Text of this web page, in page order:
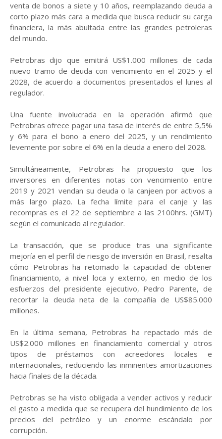
venta de bonos a siete y 10 años, reemplazando deuda a
corto plazo más cara a medida que busca reducir su carga
financiera, la más abultada entre las grandes petroleras
del mundo.
Petrobras dijo que emitirá US$1.000 millones de cada
nuevo tramo de deuda con vencimiento en el 2025 y el
2028, de acuerdo a documentos presentados el lunes al
regulador.
Una fuente involucrada en la operación afirmó que
Petrobras ofrece pagar una tasa de interés de entre 5,5%
y 6% para el bono a enero del 2025, y un rendimiento
levemente por sobre el 6% en la deuda a enero del 2028.
Simultáneamente, Petrobras ha propuesto que los
inversores en diferentes notas con vencimiento entre
2019 y 2021 vendan su deuda o la canjeen por activos a
más largo plazo. La fecha límite para el canje y las
recompras es el 22 de septiembre a las 2100hrs. (GMT)
según el comunicado al regulador.
La transacción, que se produce tras una significante
mejoría en el perfil de riesgo de inversión en Brasil, resalta
cómo Petrobras ha retomado la capacidad de obtener
financiamiento, a nivel loca y externo, en medio de los
esfuerzos del presidente ejecutivo, Pedro Parente, de
recortar la deuda neta de la compañía de US$85.000
millones.
En la última semana, Petrobras ha repactado más de
US$2.000 millones en financiamiento comercial y otros
tipos de préstamos con acreedores locales e
internacionales, reduciendo las inminentes amortizaciones
hacia finales de la década.
Petrobras se ha visto obligada a vender activos y reducir
el gasto a medida que se recupera del hundimiento de los
precios del petróleo y un enorme escándalo por
corrupción.